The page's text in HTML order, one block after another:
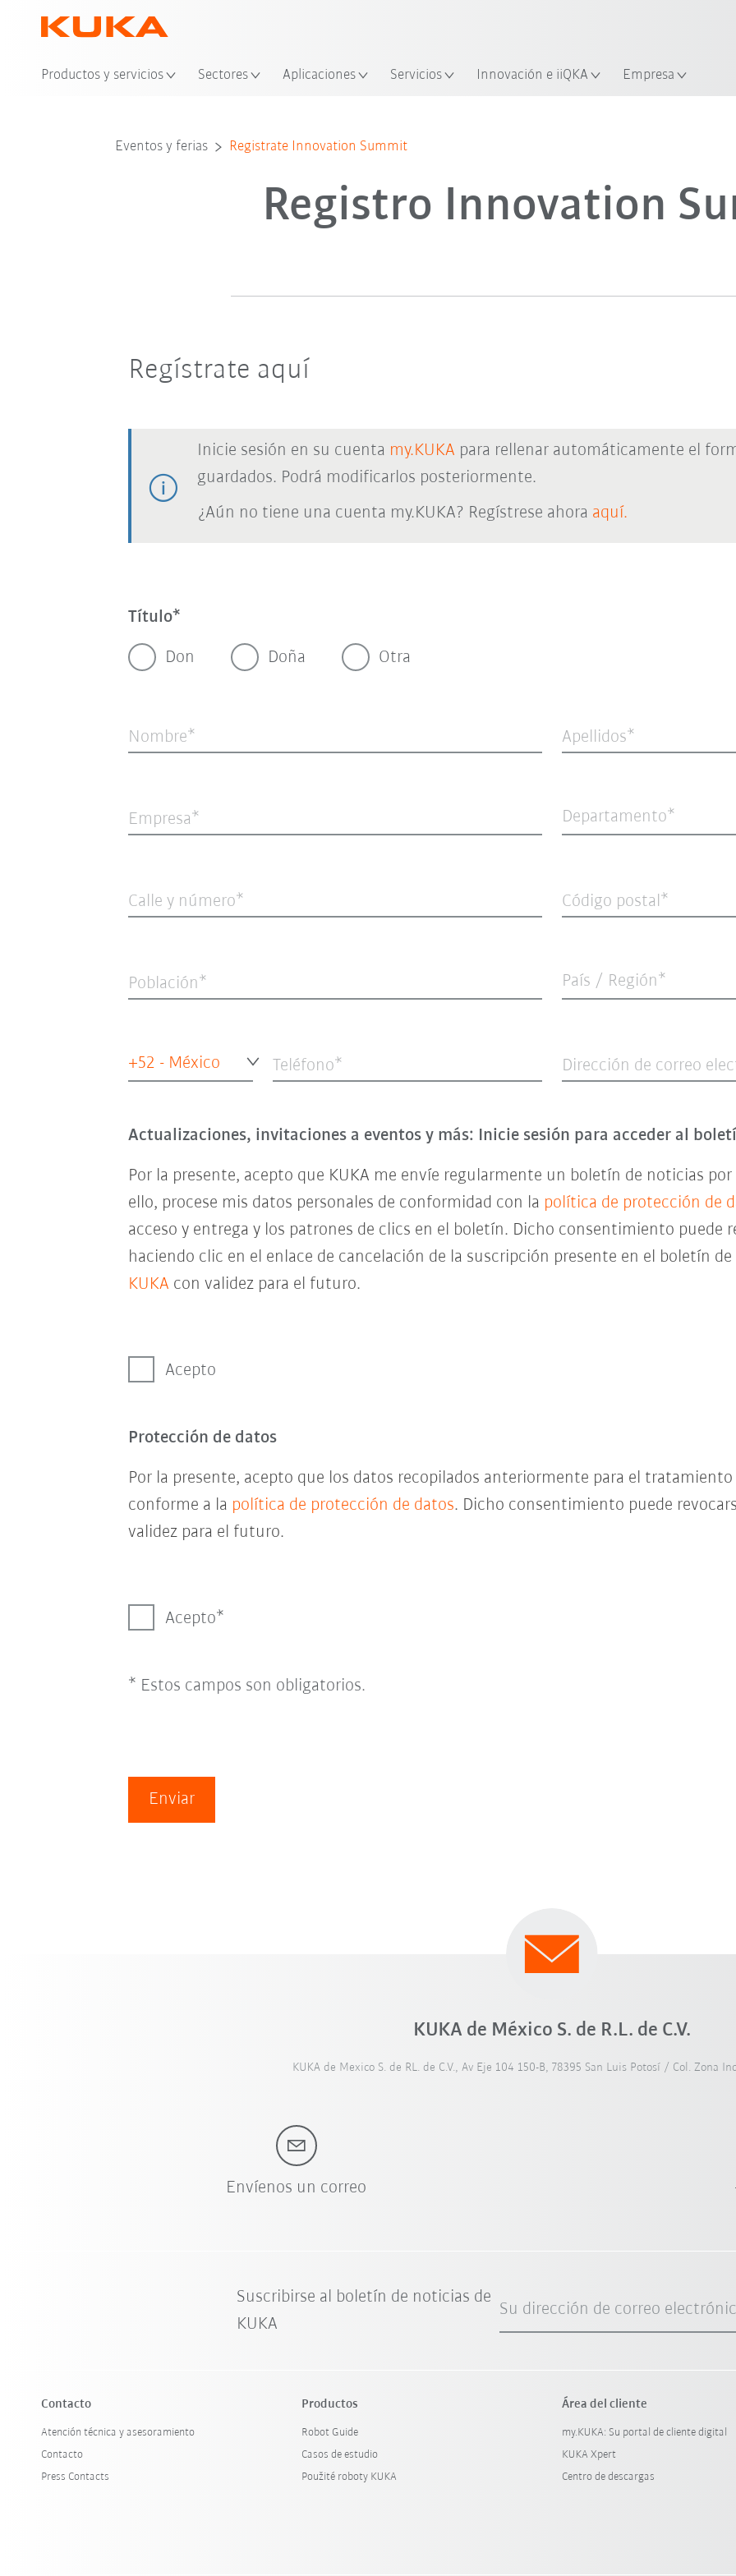
Productos y servicios Sectores Aplicaciones Servicios Innovación e iiQKA Empresa
Eventos y ferias Registrate Innovation Summit
Registro Innovation
Regístrate aquí
Inicie sesión en su cuenta my.KUKA para rellenar automáticamente el
guardados. Podrá modificarlos posteriormente.
¿Aún no tiene una cuenta my.KUKA? Regístrese ahora aquí.
Título
Don Doña Otra
Nombre Apellidos
Empresa Departamento*
Calle y número Código postal
Población País / Región*
+52 - México Teléfono Dirección de correo
Actualizaciones, invitaciones a eventos y más: Inicie sesión para acceder al
Por la presente, acepto que KUKA me envíe regularmente un boletín de noticias
ello, procese mis datos personales de conformidad con la política de protección de
acceso y entrega y los patrones de clics en el boletín. Dicho consentimiento puede
haciendo clic en el enlace de cancelación de la suscripción presente en el boletín
KUKA con validez para el futuro.
Acepto
Protección de datos
Por la presente, acepto que los datos recopilados anteriormente para el
conforme a la política de protección de datos. Dicho consentimiento puede
validez para el futuro.
Acepto
* Estos campos son obligatorios.
Enviar
KUKA de México S. de R.L. de C.V.
KUKA de Mexico S. de RL. de C.V., Av Eje 104 150-B, 78395 San Luis Potosí / Col. Zona
Envíenos un correo
Suscribirse al boletín de noticias de
KUKA
Su dirección de correo
Contacto
Atención técnica y asesoramiento
Contacto
Press Contacts
Productos
Robot Guide
Casos de estudio
Použité roboty KUKA
Área del cliente
my.KUKA: Su portal de cliente digital
KUKA Xpert
Centro de descargas